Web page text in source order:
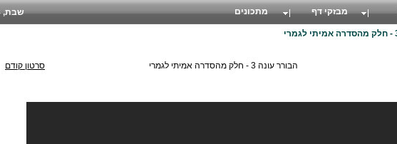
סרטון קודם הבורר עונה 3 - חלק מהסדרה אמיתי לגמרי
שבת, 08 אוגוסט 2026 | מבזקי דף מתכונים